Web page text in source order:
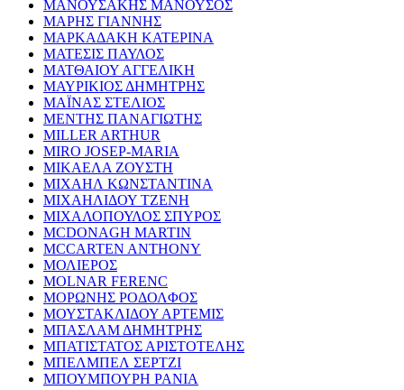
ΜΑΝΟΥΣΑΚΗΣ ΜΑΝΟΥΣΟΣ
ΜΑΡΗΣ ΓΙΑΝΝΗΣ
ΜΑΡΚΑΔΑΚΗ ΚΑΤΕΡΙΝΑ
ΜΑΤΕΣΙΣ ΠΑΥΛΟΣ
ΜΑΤΘΑΙΟΥ ΑΓΓΕΛΙΚΗ
ΜΑΥΡΙΚΙΟΣ ΔΗΜΗΤΡΗΣ
ΜΑΪΝΑΣ ΣΤΕΛΙΟΣ
ΜΕΝΤΗΣ ΠΑΝΑΓΙΩΤΗΣ
MILLER ARTHUR
MIRO JOSEP-MARIA
ΜΙΚΑΕΛΑ ΖΟΥΣΤΗ
ΜΙΧΑΗΛ ΚΩΝΣΤΑΝΤΙΝΑ
ΜΙΧΑΗΛΙΔΟΥ ΤΖΕΝΗ
ΜΙΧΑΛΟΠΟΥΛΟΣ ΣΠΥΡΟΣ
MCDONAGH MARTIN
MCCARTEN ANTHONY
ΜΟΛΙΕΡΟΣ
MOLNAR FERENC
ΜΟΡΩΝΗΣ ΡΟΔΟΛΦΟΣ
ΜΟΥΣΤΑΚΛΙΔΟΥ ΑΡΤΕΜΙΣ
ΜΠΑΣΛΑΜ ΔΗΜΗΤΡΗΣ
ΜΠΑΤΙΣΤΑΤΟΣ ΑΡΙΣΤΟΤΕΛΗΣ
ΜΠΕΛΜΠΕΛ ΣΕΡΤΖΙ
ΜΠΟΥΜΠΟΥΡΗ ΡΑΝΙΑ